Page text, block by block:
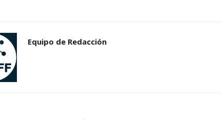
Equipo de Redacción